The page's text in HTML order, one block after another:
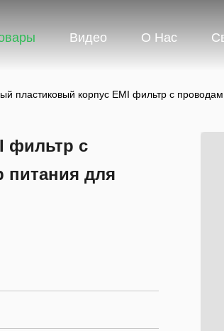
Видео О Нас
пластиковый корпус EMI фильтр с
фильтр с
питания для